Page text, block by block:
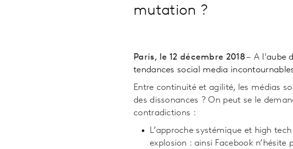
mutation ?
Paris, le 12 décembre 2018 – A l'aube
tendances social media
Entre continuité et agilité, les médias
des dissonances ? On peut se le
contradictions :
L’approche systémique et high
explosion : ainsi Facebook